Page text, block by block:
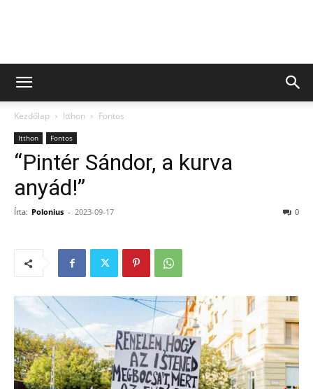
Kezdőlap Itthon Fontos
Itthon Fontos
“Pintér Sándor, a kurva
anyád!”
Írta: Polonius - 2023-09-17 0